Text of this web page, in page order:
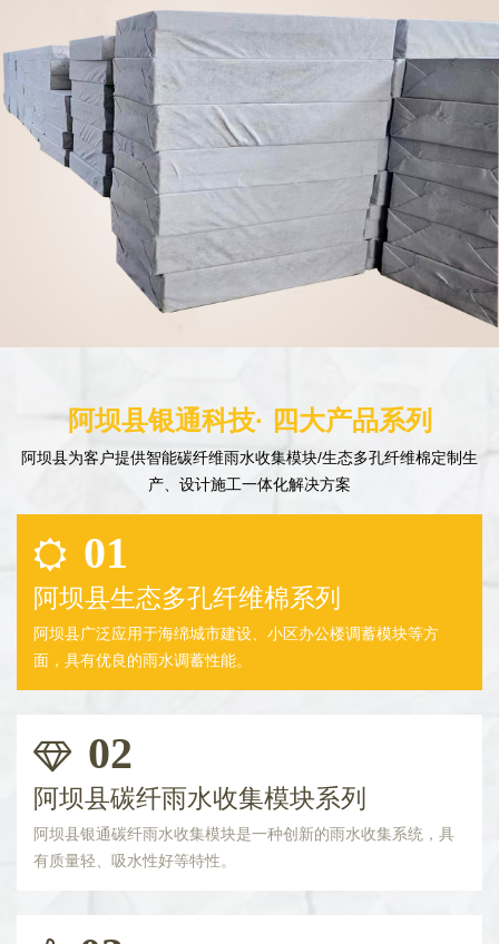
阿坝县银通科技· 四大产品系列
阿坝县为客户提供智能碳纤维雨水收集模块/生态多孔纤维棉定制生
产、设计施工一体化解决方案
01
阿坝县生态多孔纤维棉系列
阿坝县广泛应用于海绵城市建设、小区办公楼调蓄模块等方
面，具有优良的雨水调蓄性能。
02
阿坝县碳纤雨水收集模块系列
阿坝县银通碳纤雨水收集模块是一种创新的雨水收集系统，具
有质量轻、吸水性好等特性。